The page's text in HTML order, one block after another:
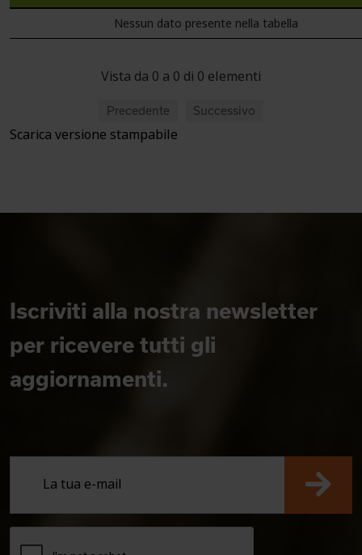
Nessun dato presente nella tabella
Vista da 0 a 0 di 0 elementi
Precedente Successivo
Scarica versione stampabile
Iscriviti alla nostra newsletter
per ricevere tutti gli
aggiornamenti.